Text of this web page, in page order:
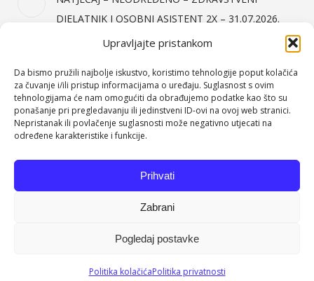
Upravljajte pristankom
Da bismo pružili najbolje iskustvo, koristimo tehnologije poput kolačića
za čuvanje i/ili pristup informacijama o uređaju. Suglasnost s ovim
tehnologijama će nam omogućiti da obrađujemo podatke kao što su
ponašanje pri pregledavanju ili jedinstveni ID-ovi na ovoj web stranici.
Nepristanak ili povlačenje suglasnosti može negativno utjecati na
određene karakteristike i funkcije.
Prihvati
Zabrani
Pogledaj postavke
Politika kolačićaPolitika privatnosti
DJELATNIK I OSOBNI ASISTENT 2X – 31.07.2026.
31. srpnja 2026.
Kategorije Objava
Događanja
(64)
Javna nabava
Jelovnici
(71)
Podnožje